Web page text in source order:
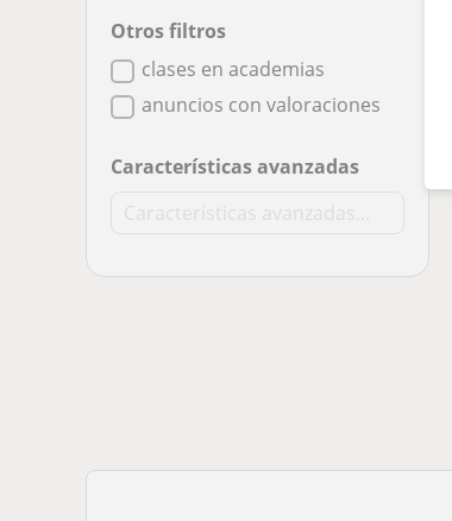
Otros filtros
clases en academias
anuncios con valoraciones
Características avanzadas